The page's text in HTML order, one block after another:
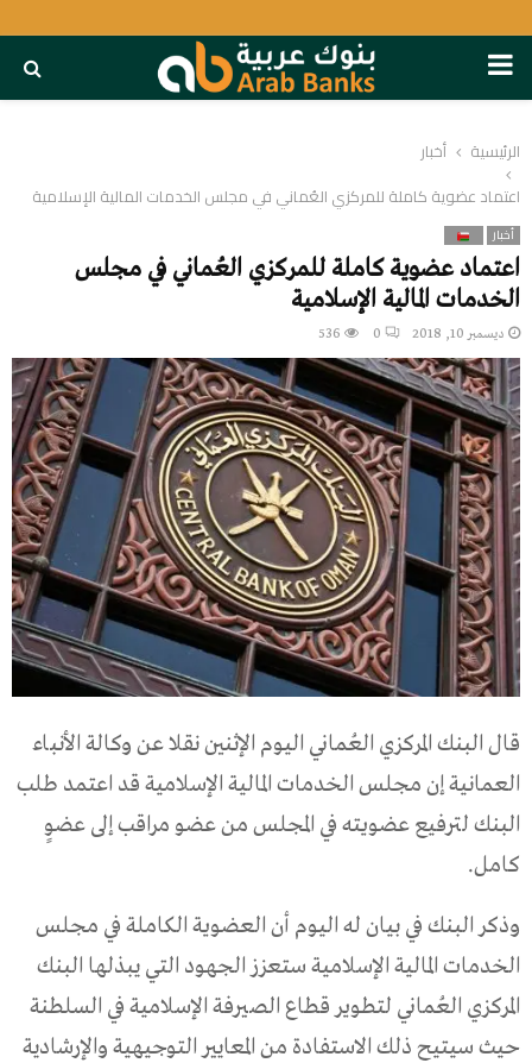
PRIMARY
MENU
الرئيسية
أخبار
اعتماد عضوية كاملة للمركزي العُماني في مجلس الخدمات المالية الإسلامية
أخبار
اعتماد عضوية كاملة للمركزي العُماني في مجلس
الخدمات المالية الإسلامية
ديسمبر 10, 2018 0
536
قال البنك المركزي العُماني اليوم الإثنين نقلا عن وكالة الأنباء
العمانية إن مجلس الخدمات المالية الإسلامية قد اعتمد طلب
البنك لترفيع عضويته في المجلس من عضو مراقب إلى عضوٍ
كامل.
وذكر البنك في بيان له اليوم أن العضوية الكاملة في مجلس
الخدمات المالية الإسلامية ستعزز الجهود التي يبذلها البنك
المركزي العُماني لتطوير قطاع الصيرفة الإسلامية في السلطنة
حيث سيتيح ذلك الاستفادة من المعايير التوجيهية والإرشادية